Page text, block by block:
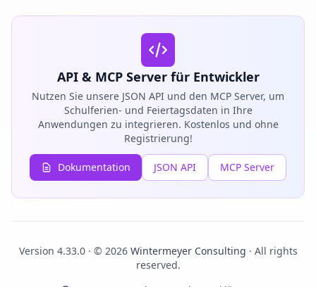
API & MCP Server für Entwickler
Nutzen Sie unsere JSON API und den MCP Server, um
Schulferien- und Feiertagsdaten in Ihre
Anwendungen zu integrieren. Kostenlos und ohne
Registrierung!
Dokumentation JSON API MCP Server
Version 4.33.0 · © 2026 Wintermeyer Consulting · All rights
reserved.